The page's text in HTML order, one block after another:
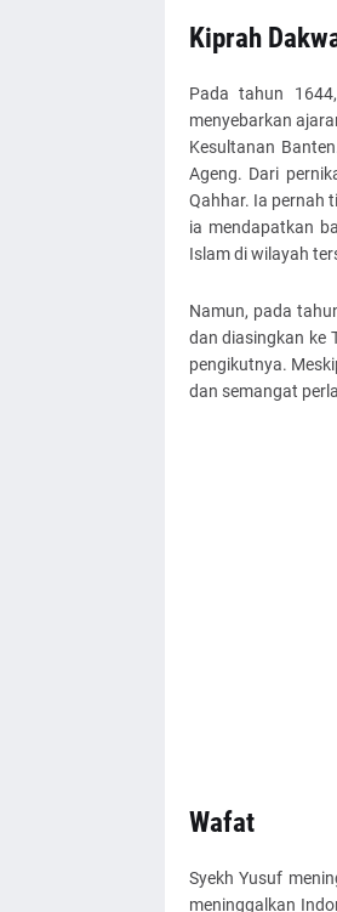
Kiprah
Pada tahun
menyebarkan
Kesultanan
Ageng. Dari
Qahhar. Ia pernah
ia mendapatkan
Islam di wilayah
Namun, pada
dan diasingkan ke
pengikutnya.
dan semangat
Wafat
Syekh Yusuf
meninggalkan